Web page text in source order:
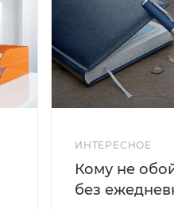
ИНТЕРЕСНОЕ
Кому не
без